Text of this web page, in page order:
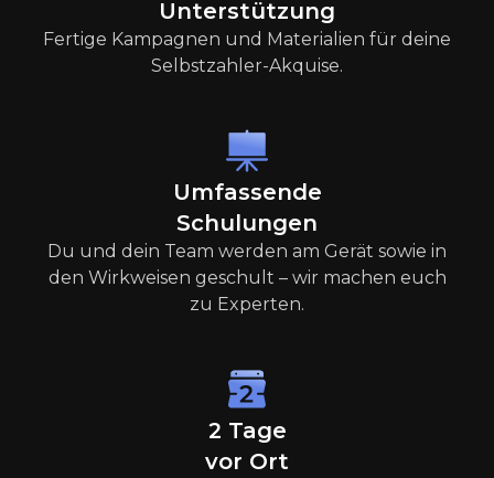
Unterstützung
Fertige Kampagnen und Materialien für deine
Selbstzahler-Akquise.
Umfassende
Schulungen
Du und dein Team werden am Gerät sowie in
den Wirkweisen geschult – wir machen euch
zu Experten.
2 Tage
vor Ort